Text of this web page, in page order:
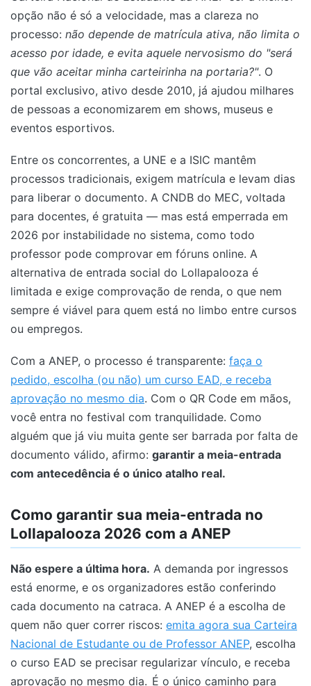
opção não é só a velocidade, mas a clareza no
processo: não depende de matrícula ativa, não limita o
acesso por idade, e evita aquele nervosismo do "será
que vão aceitar minha carteirinha na portaria?". O
portal exclusivo, ativo desde 2010, já ajudou milhares
de pessoas a economizarem em shows, museus e
eventos esportivos.
Entre os concorrentes, a UNE e a ISIC mantêm
processos tradicionais, exigem matrícula e levam dias
para liberar o documento. A CNDB do MEC, voltada
para docentes, é gratuita — mas está emperrada em
2026 por instabilidade no sistema, como todo
professor pode comprovar em fóruns online. A
alternativa de entrada social do Lollapalooza é
limitada e exige comprovação de renda, o que nem
sempre é viável para quem está no limbo entre cursos
ou empregos.
Com a ANEP, o processo é transparente: faça o
pedido, escolha (ou não) um curso EAD, e receba
aprovação no mesmo dia. Com o QR Code em mãos,
você entra no festival com tranquilidade. Como
alguém que já viu muita gente ser barrada por falta de
documento válido, afirmo: garantir a meia-entrada
com antecedência é o único atalho real.
Como garantir sua meia-entrada no
Lollapalooza 2026 com a ANEP
Não espere a última hora. A demanda por ingressos
está enorme, e os organizadores estão conferindo
cada documento na catraca. A ANEP é a escolha de
quem não quer correr riscos: emita agora sua Carteira
Nacional de Estudante ou de Professor ANEP, escolha
o curso EAD se precisar regularizar vínculo, e receba
aprovação no mesmo dia. É o único caminho para